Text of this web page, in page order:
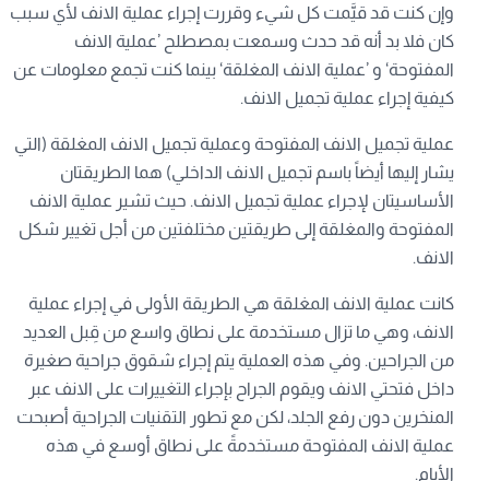
وإن كنت قد قيَّمت كل شيء وقررت إجراء عملية الانف لأي سبب
كان فلا بد أنه قد حدث وسمعت بمصطلح ’عملية الانف
المفتوحة‘ و ’عملية الانف المغلقة‘ بينما كنت تجمع معلومات عن
كيفية إجراء عملية تجميل الانف.
عملية تجميل الانف المفتوحة وعملية تجميل الانف المغلقة (التي
يشار إليها أيضاً باسم تجميل الانف الداخلي) هما الطريقتان
الأساسيتان لإجراء عملية تجميل الانف. حيث تشير عملية الانف
المفتوحة والمغلقة إلى طريقتين مختلفتين من أجل تغيير شكل
الانف.
كانت عملية الانف المغلقة هي الطريقة الأولى في إجراء عملية
الانف، وهي ما تزال مستخدمة على نطاق واسع من قِبل العديد
من الجراحين. وفي هذه العملية يتم إجراء شقوق جراحية صغيرة
داخل فتحتي الانف ويقوم الجراح بإجراء التغييرات على الانف عبر
المنخرين دون رفع الجلد، لكن مع تطور التقنيات الجراحية أصبحت
عملية الانف المفتوحة مستخدمةً على نطاق أوسع في هذه
الأيام.